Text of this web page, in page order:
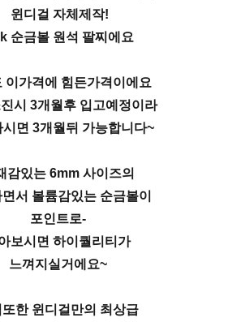
윈디걸 자체제작!
순금볼 원석 팔찌에요
이가격에 힘든가격이에요
시 3개월후 입고예정이라
시면 3개월뒤 가능합니다~
감있는 6mm 사이즈의
서 볼륨감있는 순금볼이
포인트로-
보시면 하이퀄리티가
느껴지실거에요~
또한 윈디걸만의 최상급